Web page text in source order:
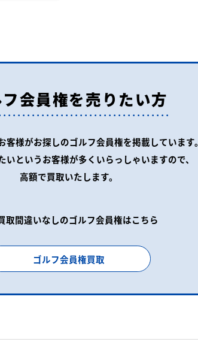
会員権を売りたい方
客様がお探しのゴルフ会員権を掲載しています。
いというお客様が多くいらっしゃいますので、
高額で買取いたします。
取間違いなしのゴルフ会員権はこちら
ゴルフ会員権買取